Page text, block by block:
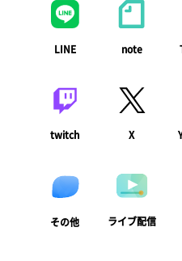
LINE note
twitch X
その他 ライブ配信